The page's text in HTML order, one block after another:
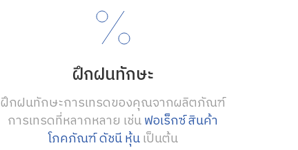
ฝึกฝนทักษะ
ฝึกฝนทักษะการเทรดของคุณจากผลิตภัณฑ์
การเทรดที่หลากหลาย เช่นฟอเร็กซ์สินค้า
โภคภัณฑ์ดัชนีหุ้นเป็นต้น